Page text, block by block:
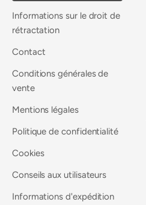
Informations sur le droit de
rétractation
Contact
Conditions générales de
vente
Mentions légales
Politique de confidentialité
Cookies
Conseils aux utilisateurs
Informations d'expédition